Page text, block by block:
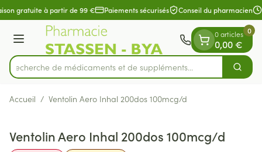
Aller au contenu
1 de 1
gratuite à partir de 99 € Paiements sécurisés Conseil du pharmacien
Menu
Rechercher
Recherche de médicaments et de suppléments...
0 articles
0,00 €
0
Accueil / Ventolin Aero Inhal 200dos 100mcg/d
Ventolin Aero Inhal 200dos 100mcg/d